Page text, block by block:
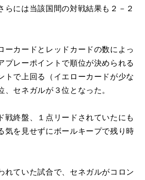
らには当該国間の対戦結果も２－２
カードとレッドカードの数によっ
プレーポイントで順位が決められる
トで上回る（イエローカードが少な
、セネガルが３位となった。
終盤、１点リードされていたにも
気を見せずにボールキープで残り時
ていた試合で、セネガルがコロン